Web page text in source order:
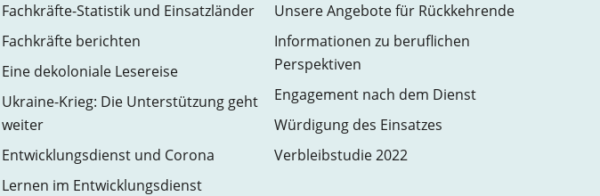
Fachkräfte-Statistik und Einsatzländer
Fachkräfte berichten
Eine dekoloniale Lesereise
Ukraine-Krieg: Die Unterstützung geht
weiter
Entwicklungsdienst und Corona
Lernen im Entwicklungsdienst
Unsere Angebote für Rückkehrende
Informationen zu beruflichen
Perspektiven
Engagement nach dem Dienst
Würdigung des Einsatzes
Verbleibstudie 2022